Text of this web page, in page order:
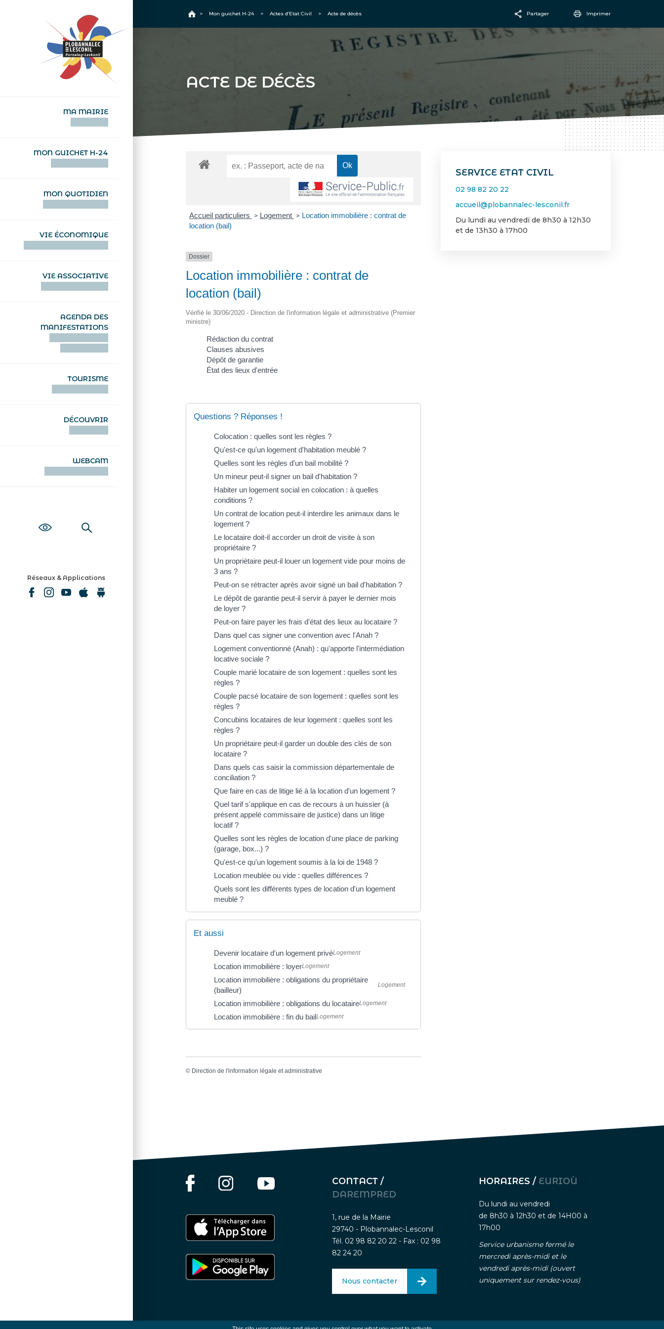
MA MAIRIE
MON GUICHET H-24
MON QUOTIDIEN
VIE ÉCONOMIQUE
VIE ASSOCIATIVE
AGENDA DES
MANIFESTATIONS
TOURISME
DÉCOUVRIR
WEBCAM
Réseaux & Applications
Accueil
> Mon guichet H-24 > Actes d’Etat Civil > Acte de décès Partager Imprimer
ACTE DE DÉCÈS
SERVICE ETAT CIVIL
02 98 82 20 22
accueil@plobannalec-lesconil.fr
Du lundi au vendredi de 8h30 à 12h30
et de 13h30 à 17h00
Accueil particuliers > Logement > Location immobilière : contrat de
location (bail)
Dossier
Location immobilière : contrat de
location (bail)
Vérifié le 30/06/2020 - Direction de l'information légale et administrative (Premier
ministre)
Rédaction du contrat
Clauses abusives
Dépôt de garantie
État des lieux d'entrée
Questions ? Réponses !
Colocation : quelles sont les règles ?
Qu'est-ce qu'un logement d'habitation meublé ?
Quelles sont les règles d'un bail mobilité ?
Un mineur peut-il signer un bail d'habitation ?
Habiter un logement social en colocation : à quelles
conditions ?
Un contrat de location peut-il interdire les animaux dans le
logement ?
Le locataire doit-il accorder un droit de visite à son
propriétaire ?
Un propriétaire peut-il louer un logement vide pour moins de
3 ans ?
Peut-on se rétracter après avoir signé un bail d'habitation ?
Le dépôt de garantie peut-il servir à payer le dernier mois
de loyer ?
Peut-on faire payer les frais d'état des lieux au locataire ?
Dans quel cas signer une convention avec l'Anah ?
Logement conventionné (Anah) : qu'apporte l'intermédiation
locative sociale ?
Couple marié locataire de son logement : quelles sont les
règles ?
Couple pacsé locataire de son logement : quelles sont les
règles ?
Concubins locataires de leur logement : quelles sont les
règles ?
Un propriétaire peut-il garder un double des clés de son
locataire ?
Dans quels cas saisir la commission départementale de
conciliation ?
Que faire en cas de litige lié à la location d'un logement ?
Quel tarif s'applique en cas de recours à un huissier (à
présent appelé commissaire de justice) dans un litige
locatif ?
Quelles sont les règles de location d'une place de parking
(garage, box...) ?
Qu'est-ce qu'un logement soumis à la loi de 1948 ?
Location meublée ou vide : quelles différences ?
Quels sont les différents types de location d'un logement
meublé ?
Et aussi
Devenir locataire d'un logement privéLogement
Location immobilière : loyerLogement
Location immobilière : obligations du propriétaire
(bailleur)
Logement
Location immobilière : obligations du locataireLogement
Location immobilière : fin du bailLogement
© Direction de l'information légale et administrative
CONTACT /
DAREMPRED
1, rue de la Mairie
29740 - Plobannalec-Lesconil
Tél. 02 98 82 20 22 - Fax : 02 98
82 24 20
Nous contacter
HORAIRES / EURIOÙ
Du lundi au vendredi
de 8h30 à 12h30 et de 14H00 à
17h00
Service urbanisme fermé le
mercredi après-midi et le
vendredi après-midi (ouvert
uniquement sur rendez-vous)
Mentions légales-Traitement des données personnelle